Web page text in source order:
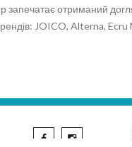
запечатає отриманий
JOICO, Alterna, Ecru